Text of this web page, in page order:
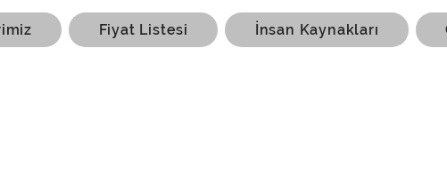
Fiyat Listesi İnsan Kaynakları